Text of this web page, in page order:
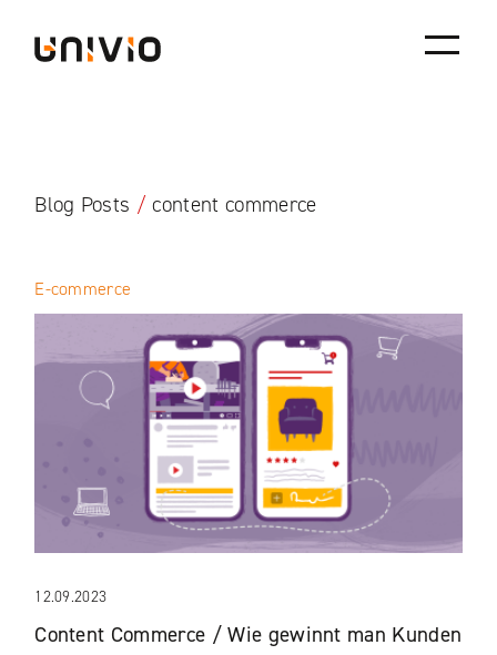
content
Blog Posts / content commerce
12.09.2023
Content Commerce / Wie gewinnt man Kunden
E-commerce